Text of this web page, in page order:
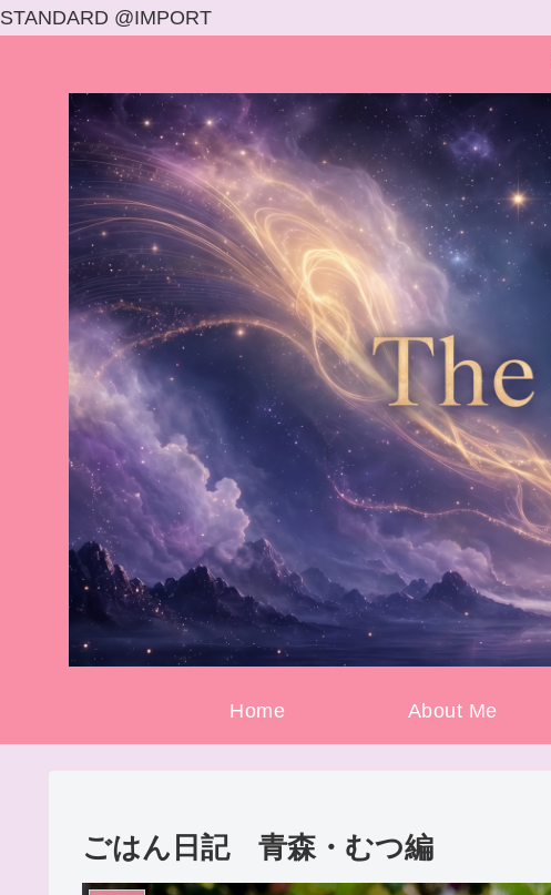
STANDARD @IMPORT
Home About Me
ごはん日記 青森・むつ編